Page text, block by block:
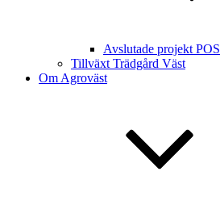
Avslutade projekt POS
Tillväxt Trädgård Väst
Om Agroväst